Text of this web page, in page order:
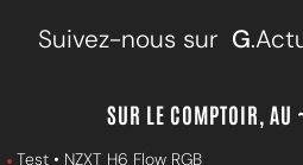
Suivez-nous sur G
SUR LE COMPTOIR, AU
Test • NZXT H6 Flow RGB